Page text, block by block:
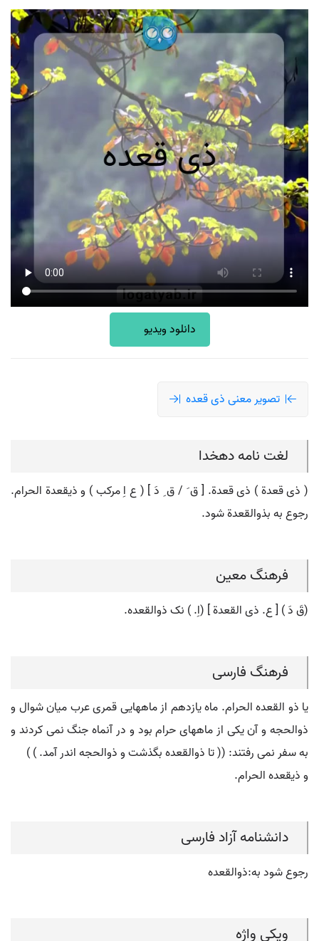
دانلود ویدیو
تصویر معنی ذی قعده
لغت نامه دهخدا
( ذی قعدة ) ذی قعدة. [ ق َ / ق ِ دَ ] ( ع اِ مرکب ) و ذیقعدة الحرام.
رجوع به بذوالقعدة شود.
فرهنگ معین
(قَ دَ ) [ ع. ذی القعدة ] (اِ. ) نک ذوالقعده.
فرهنگ فارسی
یا ذو القعده الحرام. ماه یازدهم از ماههایی قمری عرب میان شوال و
ذوالحجه و آن یکی از ماههای حرام بود و در آنماه جنگ نمی کردند و
به سفر نمی رفتند: (( تا ذوالقعده بگذشت و ذوالحجه اندر آمد. ) )
و ذیقعده الحرام.
دانشنامه آزاد فارسی
رجوع شود به:ذوالقعده
ویکی واژه